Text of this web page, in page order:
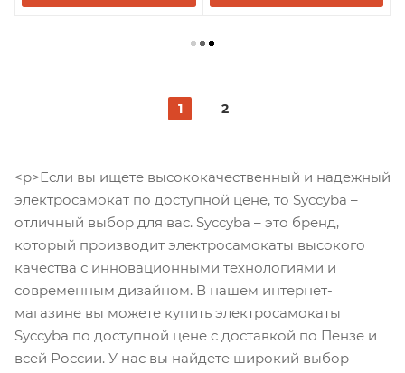
1 2
<p>Если вы ищете высококачественный и надежный
электросамокат по доступной цене, то Syccyba –
отличный выбор для вас. Syccyba – это бренд,
который производит электросамокаты высокого
качества с инновационными технологиями и
современным дизайном. В нашем интернет-
магазине вы можете купить электросамокаты
Syccyba по доступной цене с доставкой по Пензе и
всей России. У нас вы найдете широкий выбор